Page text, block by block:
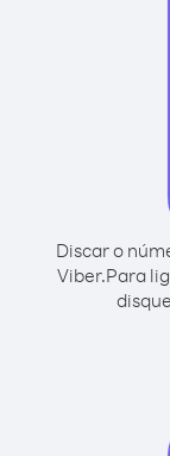
Discar o
Viber.Para